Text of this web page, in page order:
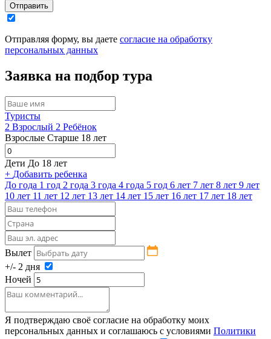
Отправить
Отправляя форму, вы даете согласие на обработку
персональных данных
Заявка на подбор тура
Туристы
2 Взрослый 2 Ребёнок
Взрослые Старше 18 лет
Дети До 18 лет
+ Добавить ребенка
До года 1 год 2 года 3 года 4 года 5 год 6 лет 7 лет 8 лет 9 лет
10 лет 11 лет 12 лет 13 лет 14 лет 15 лет 16 лет 17 лет 18 лет
Вылет
+/- 2 дня
Ночей
Я подтверждаю своё согласие на обработку моих
персональных данных и соглашаюсь с условиями Политики